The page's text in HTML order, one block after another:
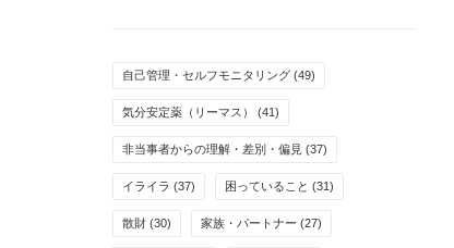
自己管理・セルフモニタリング (49)
気分安定薬（リーマス） (41)
非当事者からの理解・差別・偏見 (37)
イライラ (37) 困っていること (31)
散財 (30) 家族・パートナー (27)